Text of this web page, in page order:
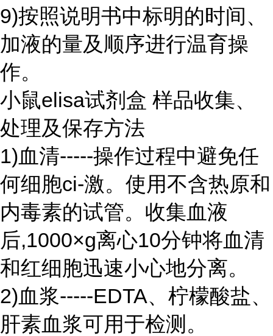
9)按照说明书中标明的时间、
加液的量及顺序进行温育操
作。
小鼠elisa试剂盒 样品收集、
处理及保存方法
1)血清-----操作过程中避免任
何细胞ci-激。使用不含热原和
内毒素的试管。收集血液
后,1000×g离心10分钟将血清
和红细胞迅速小心地分离。
2)血浆-----EDTA、柠檬酸盐、
肝素血浆可用于检测。